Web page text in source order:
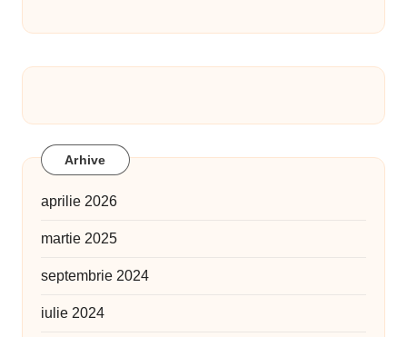
Arhive
aprilie 2026
martie 2025
septembrie 2024
iulie 2024